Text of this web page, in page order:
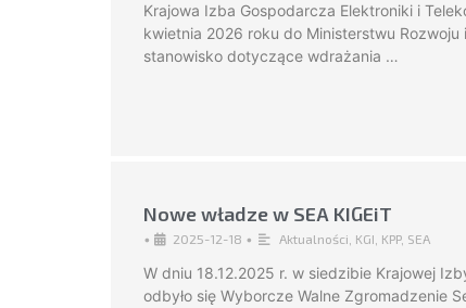
Krajowa Izba Gospodarcza Elektroniki i
kwietnia 2026 roku do Ministerstwu
stanowisko dotyczące wdrażania …
Nowe władze w SEA KIGEiT
• 2025-12-18 • Aktualności KGI KPP, SEA
W dniu 18.12.2025 r. w siedzibie Krajowej
odbyło się Wyborcze Walne Zgromadzenie